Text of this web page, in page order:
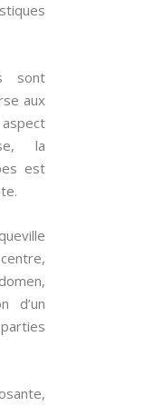
sont
aux
la
est
d’un